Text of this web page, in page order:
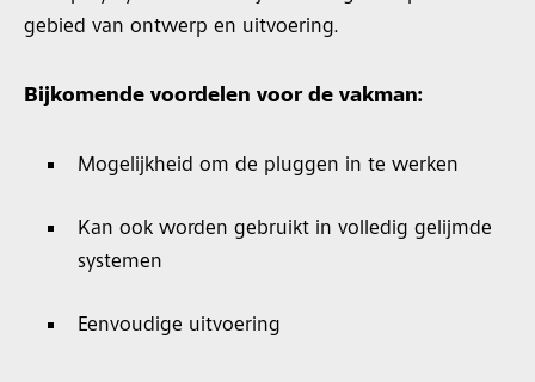
gebied van ontwerp en uitvoering.
Bijkomende voordelen voor de vakman:
Mogelijkheid om de pluggen in te werken
Kan ook worden gebruikt in volledig gelijmde
systemen
Eenvoudige uitvoering